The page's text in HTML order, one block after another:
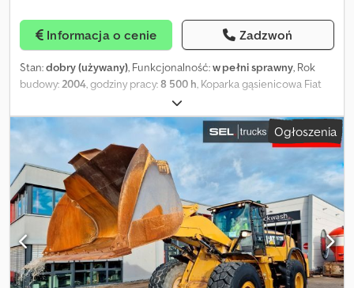
Informacja o cenie Zadzwoń
Stan:dobry (używany), Funkcjonalność:w pełni sprawny, Rok
budowy:2004, godziny pracy:8 500 h, Koparka gąsienicowa Fiat
Hitachi Ex 135, rok produkcji 2004, 8500 motogodzin, 2 łyżki.
Dcodpfxey Ulr Ie Abxok
Ogłoszenia